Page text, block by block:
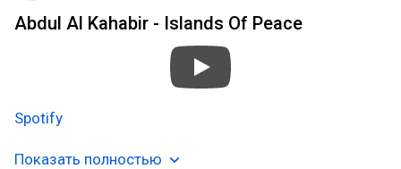
Abdul Al Kahabir - Islands Of Peace
Spotify
Показать полностью